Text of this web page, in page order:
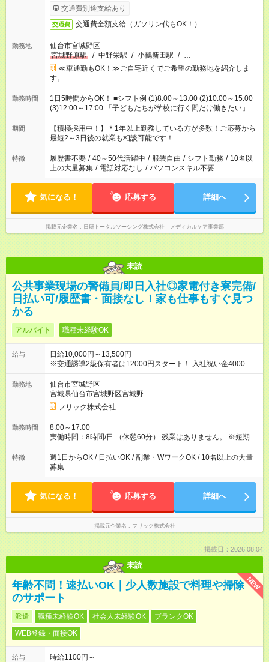
交通費別途支給あり
交通費 交通費全額支給（ガソリン代もOK！）
勤務地
仙台市宮城野区
宮城野原駅
/ 中野栄駅 / 小鶴新田駅 / …
≪車通勤もOK！≫ご自宅近くでご希望の勤務地を紹介しま
す。
勤務時間
1日5時間からOK！ ■シフト例 (1)8:00～13:00 (2)10:00～15:00
(3)12:00～17:00 「子どもたちが学校に行く間だけ働きたい」
「余裕を持って夕飯の準備がしたい」 「午前中は働いて、午後
はプライベートの時間にしたい」 など、ご希望を教えてくださ
いね。 ※Wワーク希望の方へ 今ご覧のお仕事で希望する勤務時
間と、もう1つのお仕事の勤務時間。 合計で週40時間を超える
場合は応募できません。
期間
【積極採用中！】＊1年以上勤務している方が多数！ご応募から
最短2～3日後の就業も相談可能です！
特徴 履歴書不要 / 40～50代活躍中 / 服装自由 / シフト勤務 / 10名以
上の大量募集 / 電話対応なし / パソコンスキル不要
気になる！ 応募する 詳細へ
掲載元企業名 日研トータルソーシング株式会社 メディカルケア事業部
未読
公共事業現場の警備員/即日入社◎家電付き寮完備/
日払い可/履歴書・面接なし！家も仕事もすぐ見つ
かる
アルバイト 職種未経験OK
給与
日給10,000円～13,500円
※交通誘導2級保有者は12000円スタート！ 入社祝い金4000円
【試用期間】試用期間なし
勤務地
仙台市宮城野区
宮城県仙台市宮城野区宮城野
フリック株式会社
勤務時間
8:00～17:00
実働時間：8時間/日 （休憩60分） 残業はありません。 ※短期の
募集は行っておりません。予めご了承くださいませ。
特徴
週1日からOK / 日払いOK / 副業・WワークOK / 10名以上の大量
募集
気になる！ 応募する 詳細へ
掲載元企業名 フリック株式会社
掲載日：2026.08.04
未読
NEW
年齢不問！速払いOK｜少人数施設で料理や掃除
のサポート
派遣 職種未経験OK 社会人未経験OK
ブランクOK
WEB登録・面接OK
給与
時給1100円～